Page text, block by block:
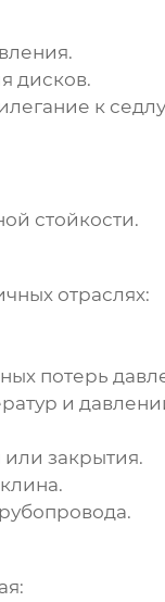
дисков.
к
стойкости.
отраслях:
потерь
и
закрытия.